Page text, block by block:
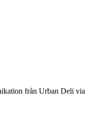
från Urban Deli via